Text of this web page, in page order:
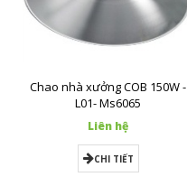
Chao nhà xưởng COB 150W -
L01- Ms6065
Liên hệ
CHI TIẾT